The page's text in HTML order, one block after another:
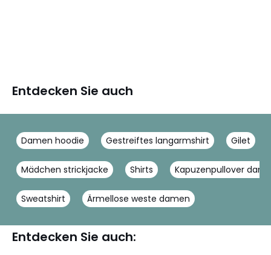
Entdecken Sie auch
Damen hoodie Gestreiftes langarmshirt Gilet
Mädchen strickjacke Shirts Kapuzenpullover
Sweatshirt Ärmellose weste damen
Entdecken Sie auch: